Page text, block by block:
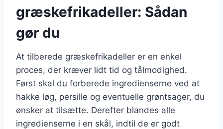
græskefrikadeller: Sådan
gør du
At tilberede græskefrikadeller er en enkel
proces, der kræver lidt tid og tålmodighed.
Først skal du forberede ingredienserne ved at
hakke løg, persille og eventuelle grøntsager, du
ønsker at tilsætte. Derefter blandes alle
ingredienserne i en skål, indtil de er godt